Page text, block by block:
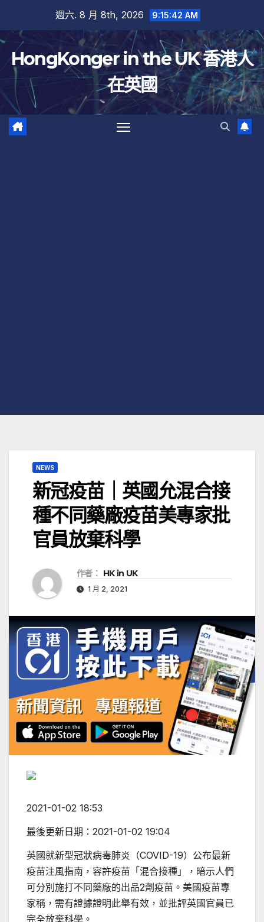
內
容
週六. 8 月 8th, 2026 9:15:43 AM
HongKonger in the UK 香港人
在英國
NEWS
新冠疫苗｜英國允混合接
種不同藥廠疫苗美專家批
官員放棄科學
作者： HK in UK
1 月 2, 2021
2021-01-02 18:53
最後更新日期： 2021-01-02 19:04
英國就新型冠狀病毒肺炎（COVID-19）公布最新
疫苗注風指南，容許疫苗「混合接種」，暗示人們
可分別施打不同藥廠的出品2劑疫苗。美國疫苗專
家稱，需有證據證明此舉有效，並批評英國官員已
完全放棄科學。